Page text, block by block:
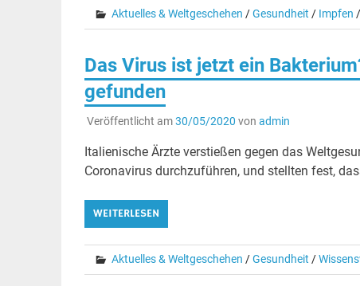
Aktuelles & Weltgeschehen /Gesundheit / Impfen /
Das Virus ist jetzt ein
gefunden
Veröffentlicht am30/05/2020 von admin
Italienische Ärzte verstießen gegen das
Coronavirus durchzuführen, und stellten fest,
WEITERLESEN
Aktuelles & Weltgeschehen /Gesundheit /